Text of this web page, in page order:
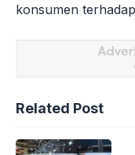
konsumen
Related Post